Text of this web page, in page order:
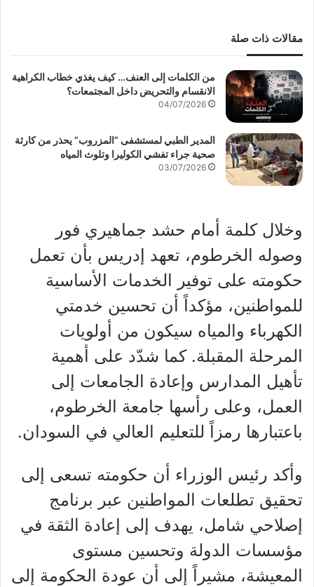
مقالات ذات صلة
من الكلمات إلى العنف… كيف يغذي خطاب الكراهية
الانقسام والتحريض داخل المجتمعات؟
04/07/2026
المدير الطبي لمستشفى “المزروب” يحذر من كارثة
صحية جراء تفشي الكوليرا وتلوث المياه
03/07/2026
وخلال كلمة أمام حشد جماهيري فور
وصوله الخرطوم، تعهد إدريس بأن تعمل
حكومته على توفير الخدمات الأساسية
للمواطنين، مؤكداً أن تحسين خدمتي
الكهرباء والمياه سيكون من أولويات
المرحلة المقبلة. كما شدّد على أهمية
تأهيل المدارس وإعادة الجامعات إلى
العمل، وعلى رأسها جامعة الخرطوم،
باعتبارها رمزاً للتعليم العالي في السودان.
وأكد رئيس الوزراء أن حكومته تسعى إلى
تحقيق تطلعات المواطنين عبر برنامج
إصلاحي شامل، يهدف إلى إعادة الثقة في
مؤسسات الدولة وتحسين مستوى
المعيشة، مشيراً إلى أن عودة الحكومة إلى